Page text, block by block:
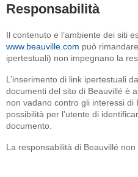
Responsabilità
Il contenuto e l’ambiente dei siti
www.beauville.com può
ipertestuali) non impegnano la
L’inserimento di link ipertestuali
documenti del sito di Beauvillé è
non vadano contro gli interessi di
possibilità per l’utente di
documento.
La responsabilità di Beauvillé